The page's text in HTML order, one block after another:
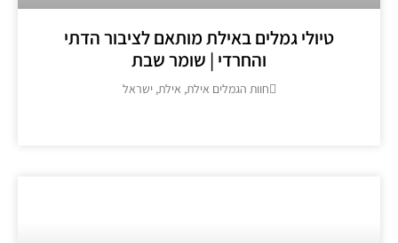
טיולי גמלים באילת מותאם לציבור הדתי
והחרדי | שומר שבת
חוות הגמלים אילת, אילת, ישראל